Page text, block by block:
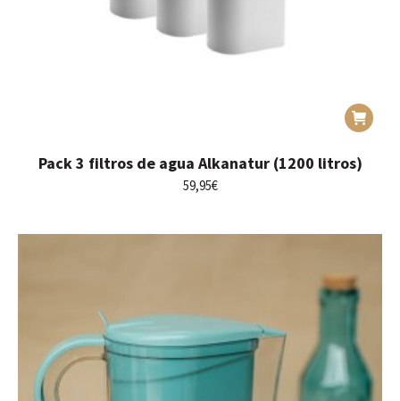
Pack 3 filtros de agua Alkanatur (1200 litros)
59,95€